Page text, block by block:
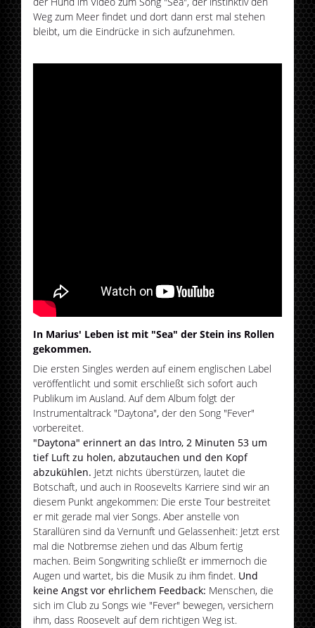
Weg zum Meer findet und dort dann erst mal stehen
bleibt, um die Eindrücke in sich aufzunehmen.
In Marius' Leben ist mit "Sea" der Stein ins Rollen
gekommen.
Die ersten Singles werden auf einem englischen Label
veröffentlicht und somit erschließt sich sofort auch
Publikum im Ausland. Auf dem Album folgt der
Instrumentaltrack "Daytona", der den Song "Fever"
vorbereitet.
"Daytona" erinnert an das Intro, 2 Minuten 53 um
tief Luft zu holen, abzutauchen und den Kopf
abzukühlen. Jetzt nichts überstürzen, lautet die
Botschaft, und auch in Roosevelts Karriere sind wir an
diesem Punkt angekommen: Die erste Tour bestreitet
er mit gerade mal vier Songs. Aber anstelle von
Starallüren sind da Vernunft und Gelassenheit: Jetzt erst
mal die Notbremse ziehen und das Album fertig
machen. Beim Songwriting schließt er immernoch die
Augen und wartet, bis die Musik zu ihm findet. Und
keine Angst vor ehrlichem Feedback: Menschen, die
sich im Club zu Songs wie "Fever" bewegen, versichern
ihm, dass Roosevelt auf dem richtigen Weg ist.